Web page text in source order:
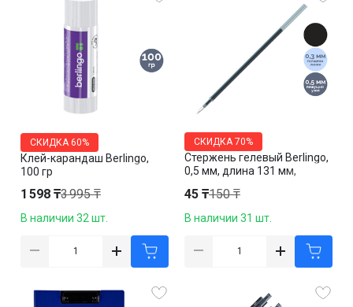
Клей-карандаш Berlingo,
100 гр
СКИДКА 60%
1 598 ₸3 995 ₸
В наличии 32 шт.
Стержень гелевый Berlingo,
0,5 мм, длина 131 мм,
СКИДКА 70%
45 ₸150 ₸
В наличии 31 шт.